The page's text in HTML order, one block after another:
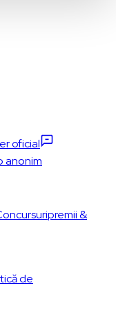
oficial
anonim
premii &
de